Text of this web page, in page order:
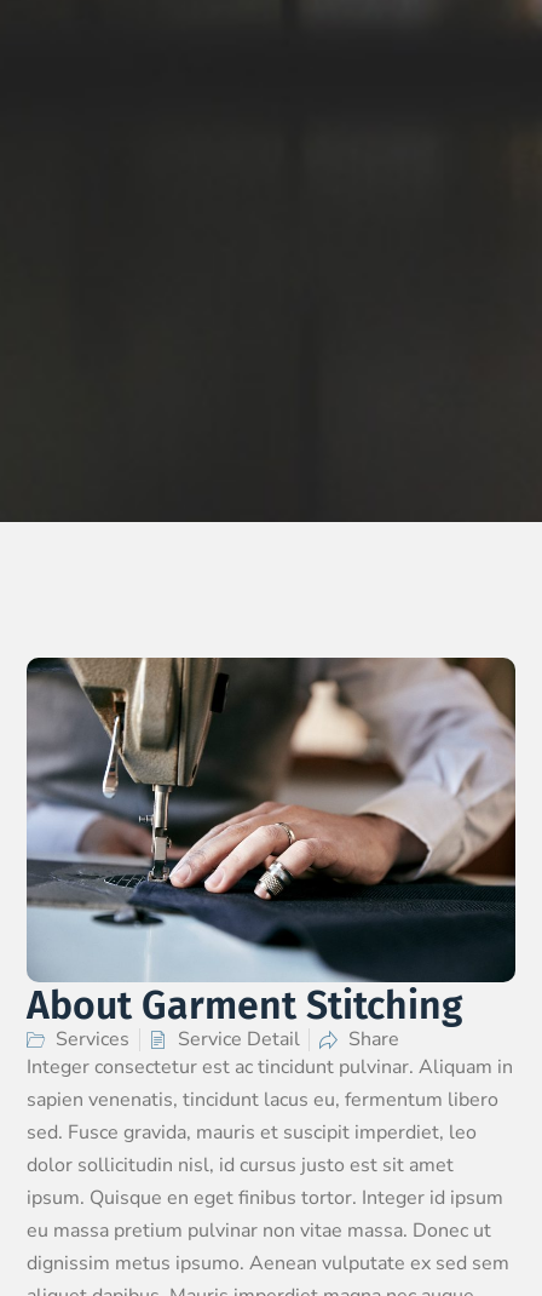
About Garment Stitching
Services Service Detail
Share
Integer consectetur est ac tincidunt pulvinar. Aliquam in
sapien venenatis, tincidunt lacus eu, fermentum libero
sed. Fusce gravida, mauris et suscipit imperdiet, leo
dolor sollicitudin nisl, id cursus justo est sit amet
ipsum. Quisque en eget finibus tortor. Integer id ipsum
eu massa pretium pulvinar non vitae massa. Donec ut
dignissim metus ipsumo. Aenean vulputate ex sed sem